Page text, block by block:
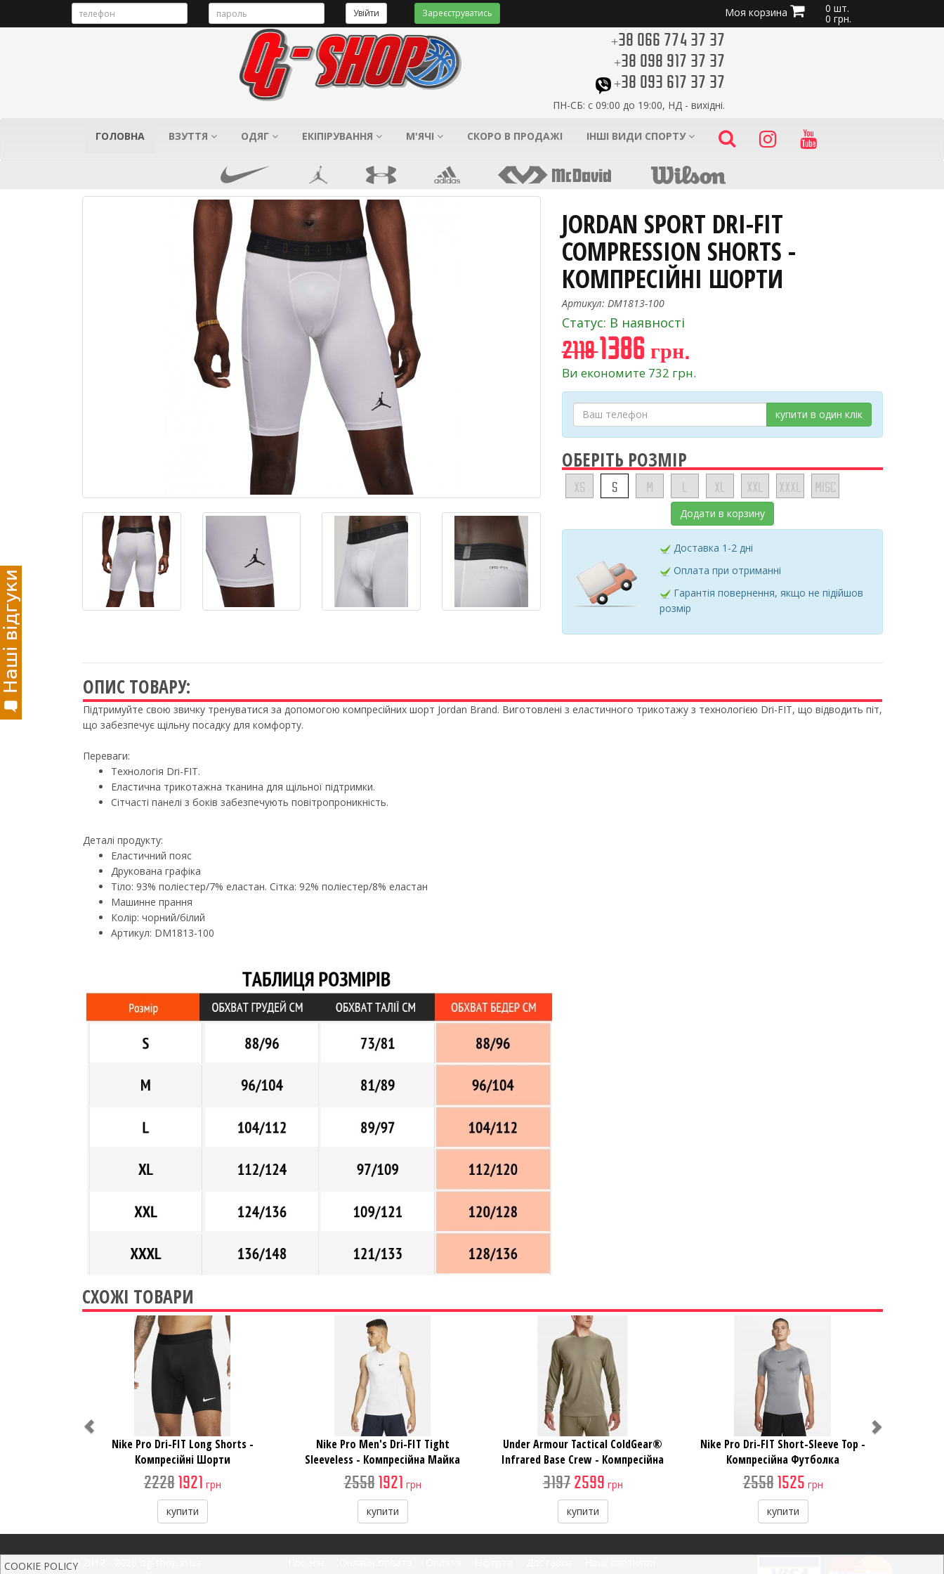
Увійти Зареєструватись Моя корзина 0 шт.
0 грн.
+38 066 774 37 37
+38 098 917 37 37
+38 093 617 37 37
ПН-СБ: с 09:00 до 19:00, НД - вихідні.
ГОЛОВНА ВЗУТТЯ ОДЯГ ЕКІПІРУВАННЯ М'ЯЧІ СКОРО В ПРОДАЖІ ІНШІ ВИДИ СПОРТУ
JORDAN SPORT DRI-FIT
COMPRESSION SHORTS -
КОМПРЕСІЙНІ ШОРТИ
Артикул: DM1813-100
Статус: В наявності
21181386 грн.
Ви економите 732 грн.
купити в один клік
ОБЕРІТЬ РОЗМІР
XS S M L XL XXL XXXL MISC
Додати в корзину
Доставка 1-2 дні
Оплата при отриманні
Гарантія повернення, якщо не підійшов
розмір
ОПИС ТОВАРУ:
Підтримуйте свою звичку тренуватися за допомогою компресійних шорт Jordan Brand. Виготовлені з еластичного трикотажу з технологією Dri-FIT, що відводить піт,
що забезпечує щільну посадку для комфорту.
Переваги:
Технологія Dri-FIT.
Еластична трикотажна тканина для щільної підтримки.
Сітчасті панелі з боків забезпечують повітропроникність.
Деталі продукту:
Еластичний пояс
Друкована графіка
Тіло: 93% поліестер/7% еластан. Сітка: 92% поліестер/8% еластан
Машинне прання
Колір: чорний/білий
Артикул: DM1813-100
СХОЖІ ТОВАРИ
Nike Pro Dri-FIT Long Shorts -
Компресійні Шорти
2228 1921 грн
купити
Nike Pro Men's Dri-FIT Tight
Sleeveless - Компресійна Майка
2558 1921 грн
купити
Under Armour Tactical ColdGear®
Infrared Base Crew - Компресійна
Кофта
3197 2599 грн
купити
Nike Pro Dri-FIT Short-Sleeve Top -
Компресійна Футболка
2558 1525 грн
купити
Previous
© 2012 - 2026 og-shop.in.ua
COOKIE POLICY